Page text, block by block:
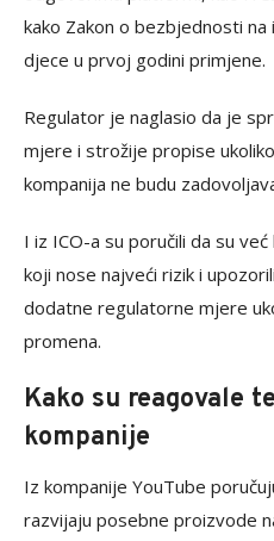
kako Zakon o bezbjednosti
djece u prvoj godini primjene.
Regulator je naglasio da je
mjere i strožije propise
kompanija ne budu
I iz ICO-a su poručili da su
koji nose najveći rizik i
dodatne regulatorne mjere
promena.
Kako su reagovale
kompanije
Iz kompanije YouTube
razvijaju posebne proizvode